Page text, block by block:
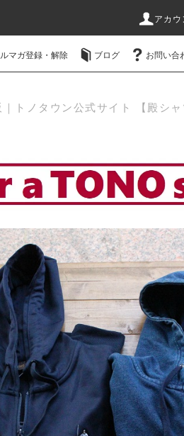
アカウ
マガ登録・解除 ブログ お問い合
トノタウン公式サイト 【殿シャ